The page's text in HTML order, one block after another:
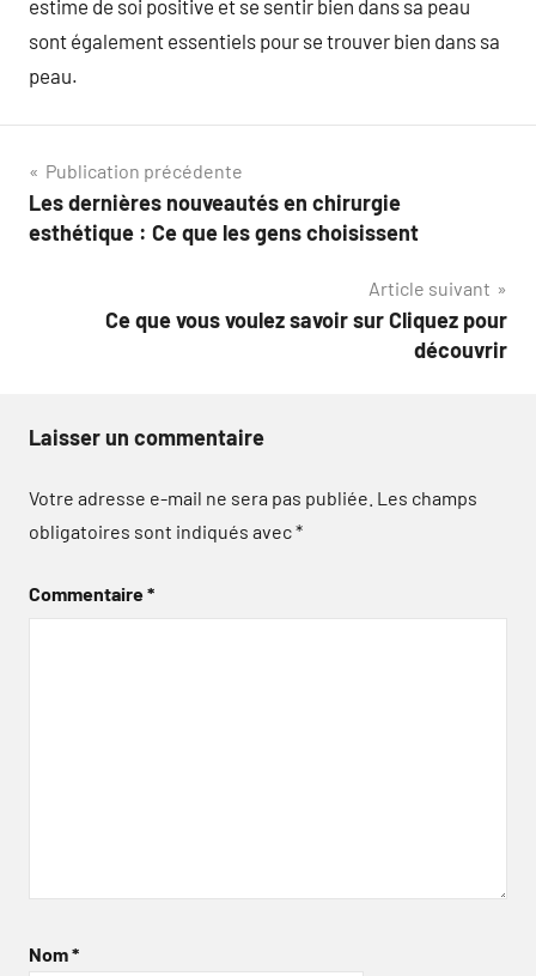
estime de soi positive et se sentir bien dans sa peau
sont également essentiels pour se trouver bien dans sa
peau.
Navigation
de
Publication précédente
Les dernières nouveautés en chirurgie
esthétique : Ce que les gens choisissent
Article suivant
Ce que vous voulez savoir sur Cliquez pour
découvrir
Laisser un commentaire
Votre adresse e-mail ne sera pas publiée. Les champs
obligatoires sont indiqués avec*
Commentaire*
Nom*